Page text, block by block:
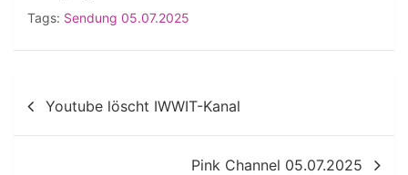
Tags: Sendung 05.07.2025
Beitragsnavigation
Youtube löscht IWWIT-Kanal
Pink Channel 05.07.2025